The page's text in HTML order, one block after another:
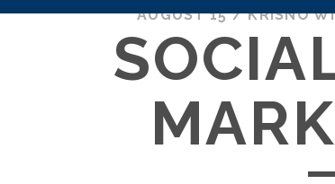
AUGUST 15 /KRISNO